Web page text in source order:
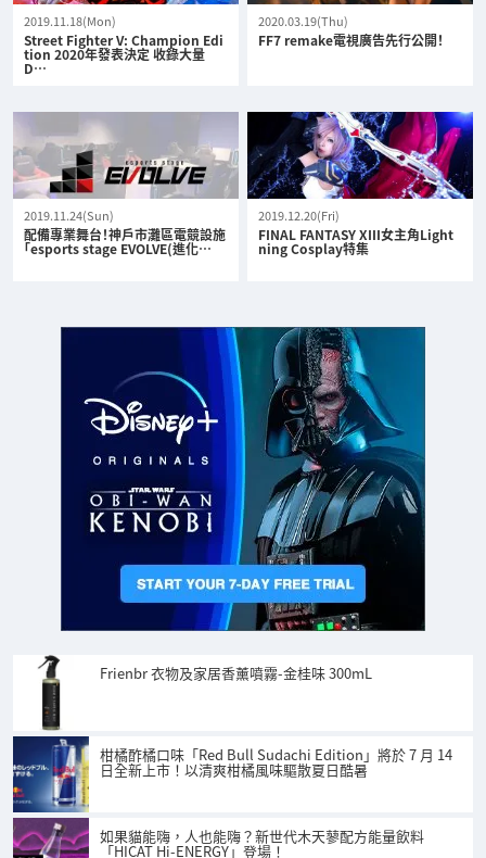
2019.11.18(Mon)
Street Fighter V: Champion Edi
tion 2020年發表決定 收錄大量
D…
2020.03.19(Thu)
FF7 remake電視廣告先行公開！
2019.11.24(Sun)
配備專業舞台！神戶市灘區電競設施
「esports stage EVOLVE(進化…
2019.12.20(Fri)
FINAL FANTASY XIII女主角Light
ning Cosplay特集
Frienbr 衣物及家居香薰噴霧-金桂味 300mL
柑橘酢橘口味「Red Bull Sudachi Edition」將於 7 月 14
日全新上市！以清爽柑橘風味驅散夏日酷暑
如果貓能嗨，人也能嗨？新世代木天蓼配方能量飲料
「HICAT Hi-ENERGY」登場！